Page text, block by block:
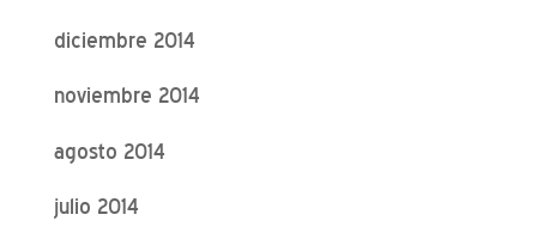
diciembre 2014
noviembre 2014
agosto 2014
julio 2014